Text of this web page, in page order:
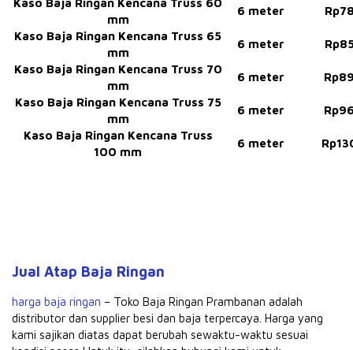
mm
6 meter
Kaso Baja Ringan Kencana Truss 65
mm
6 meter
Kaso Baja Ringan Kencana Truss 70
mm
6 meter
Kaso Baja Ringan Kencana Truss 75
mm
6 meter
Kaso Baja Ringan Kencana Truss
100 mm
6 meter
Jual Atap Baja Ringan
harga baja ringan – Toko Baja Ringan Prambanan adalah
distributor dan supplier besi dan baja terpercaya. Harga yang
kami sajikan diatas dapat berubah sewaktu-waktu sesuai